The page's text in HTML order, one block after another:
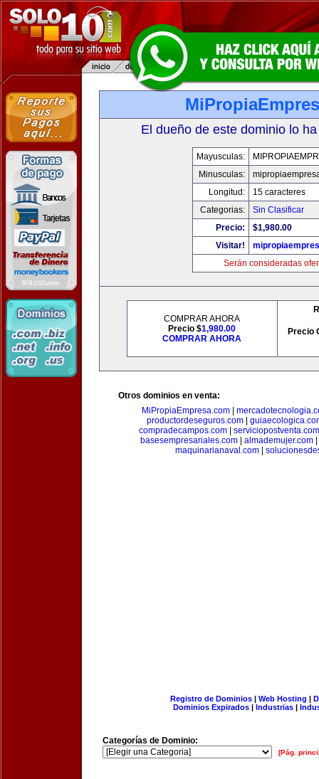
El dueño de este dominio lo
Mayusculas:
Minusculas:
Longitud:
15 caracteres
Categorias:
Sin Clasificar
Precio:
$1,980.00
Visitar!
Serán consideradas
COMPRAR AHORA
Precio $1,980.00
COMPRAR AHORA
Precio
Otros dominios en venta:
MiPropiaEmpresa.com
productordeseguros.com|
compradecampos.com| serviciopostventa.com
basesempresariales.com| almademujer.com|
maquinarianaval.com|
Registro de Dominios| Web Hosting |
Dominios Expirados | Industrias |
Categorías de Dominio:
[Pág.